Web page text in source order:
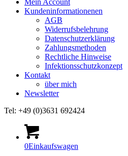
Mein Account
Kundeninformationenen
AGB
Widerrufsbelehrung
Datenschutzerklärung
Zahlungsmethoden
Rechtliche Hinweise
Infektionsschutzkonzept
Kontakt
über mich
Newsletter
Tel: +49 (0)3631 692424
0Einkaufswagen